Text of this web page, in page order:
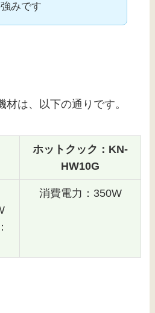
みです
は、以下の通りです。
ホットクック：KN-
HW10G
消費電力：350W